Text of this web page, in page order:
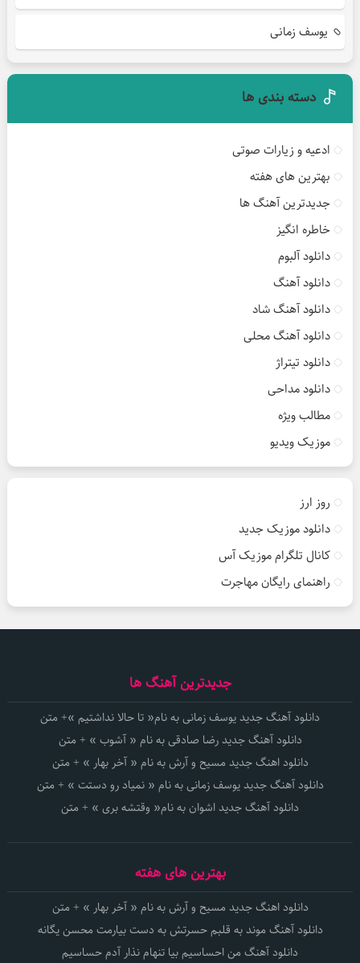
یوسف زمانی
دسته بندی ها
ادعیه و زیارات صوتی
بهترین های هفته
جدیدترین آهنگ ها
خاطره انگیز
دانلود آلبوم
دانلود آهنگ
دانلود آهنگ شاد
دانلود آهنگ محلی
دانلود تیتراژ
دانلود مداحی
مطالب ویژه
موزیک ویدیو
روز ارز
دانلود موزیک جدید
کانال تلگرام موزیک آس
راهنمای رایگان مهاجرت
جدیدترین آهنگ ها
دانلود آهنگ جدید یوسف زمانی به نام« تا حالا نداشتیم »+ متن
دانلود آهنگ جدید رضا صادقی به نام « آشوب » + متن
دانلود اهنگ جدید مسیح و آرش به نام « آخر بهار » + متن
دانلود آهنگ جدید یوسف زمانی به نام « نمیاد رو دستت » + متن
دانلود آهنگ جدید اشوان به نام« وقتشه بری » + متن
بهترین های هفته
دانلود اهنگ جدید مسیح و آرش به نام « آخر بهار » + متن
دانلود آهنگ موند به قلبم حسرتش به دست بیارمت محسن یگانه
دانلود آهنگ من احساسیم بیا تنهام نذار آدم حساسیم